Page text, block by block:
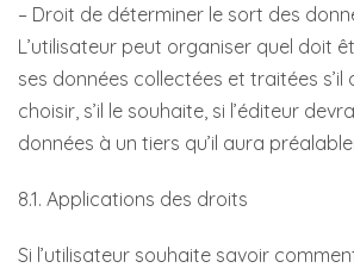
– Droit de déterminer le sort des
L’utilisateur peut organiser quel doit
ses données collectées et traitées s’il
choisir, s’il le souhaite, si l’éditeur
données à un tiers qu’il aura
8.1. Applications des droits
Si l’utilisateur souhaite savoir